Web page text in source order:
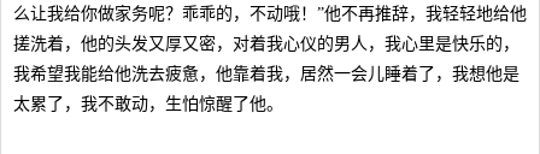
么让我给你做家务呢？乖乖的，不动哦！”他不再推辞，我轻轻地给他
搓洗着，他的头发又厚又密，对着我心仪的男人，我心里是快乐的，
我希望我能给他洗去疲惫，他靠着我，居然一会儿睡着了，我想他是
太累了，我不敢动，生怕惊醒了他。